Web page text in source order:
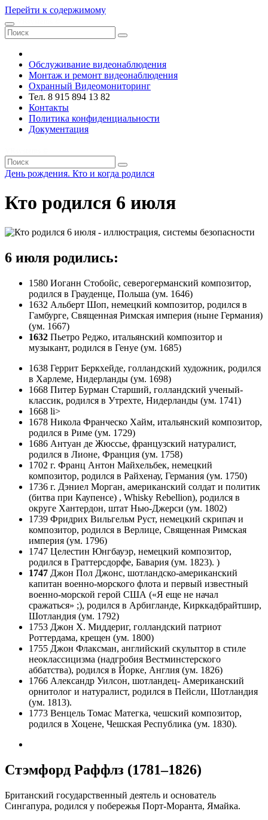
Перейти к содержимому
Обслуживание видеонаблюдения
Монтаж и ремонт видеонаблюдения
Охранный Видеомониторинг
Тел. 8 915 894 13 82
Контакты
Политика конфиденциальности
Документация
День рождения. Кто и когда родился
Кто родился 6 июля
6 июля родились:
1580 Иоганн Стобойс, северогерманский композитор,
родился в Грауденце, Польша (ум. 1646)
1632 Альберт Шоп, немецкий композитор, родился в
Гамбурге, Священная Римская империя (ныне Германия)
(ум. 1667)
1632 Пьетро Реджо, итальянский композитор и
музыкант, родился в Генуе (ум. 1685)
1638 Геррит Беркхейде, голландский художник, родился
в Харлеме, Нидерланды (ум. 1698)
1668 Питер Бурман Старший, голландский ученый-
классик, родился в Утрехте, Нидерланды (ум. 1741)
1668 li>
1678 Никола Франческо Хайм, итальянский композитор,
родился в Риме (ум. 1729)
1686 Антуан де Жюссье, французский натуралист,
родился в Лионе, Франция (ум. 1758)
1702 г. Франц Антон Майхельбек, немецкий
композитор, родился в Райхенау, Германия (ум. 1750)
1736 г. Дэниел Морган, американский солдат и политик
(битва при Каупенсе) , Whisky Rebellion), родился в
округе Хантердон, штат Нью-Джерси (ум. 1802)
1739 Фридрих Вильгельм Руст, немецкий скрипач и
композитор, родился в Верлице, Священная Римская
империя (ум. 1796)
1747 Целестин Юнгбауэр, немецкий композитор,
родился в Граттерсдорфе, Бавария (ум. 1823). )
1747 Джон Пол Джонс, шотландско-американский
капитан военно-морского флота и первый известный
военно-морской герой США («Я еще не начал
сражаться» ;), родился в Арбигланде, Кирккадбрайтшир,
Шотландия (ум. 1792)
1753 Джон Х. Миддериг, голландский патриот
Роттердама, крещен (ум. 1800)
1755 Джон Флаксман, английский скульптор в стиле
неоклассицизма (надгробия Вестминстерского
аббатства), родился в Йорке, Англия (ум. 1826)
1766 Александр Уилсон, шотландец- Американский
орнитолог и натуралист, родился в Пейсли, Шотландия
(ум. 1813).
1773 Венцель Томас Матегка, чешский композитор,
родился в Хоцене, Чешская Республика (ум. 1830).
Стэмфорд Раффлз (1781–1826)
Британский государственный деятель и основатель
Сингапура, родился у побережья Порт-Моранта, Ямайка.